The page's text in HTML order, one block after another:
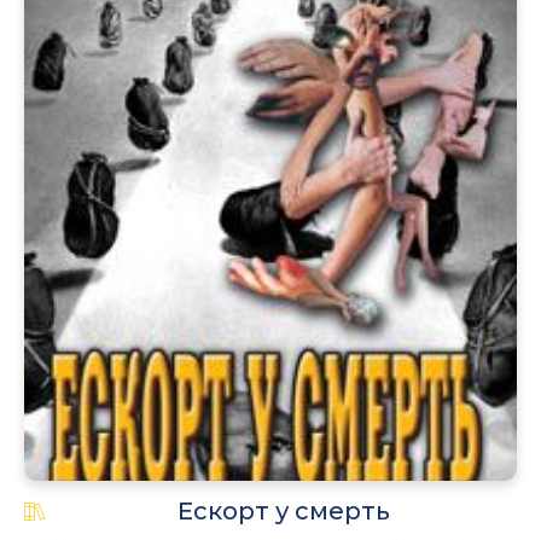
Ескорт у смерть